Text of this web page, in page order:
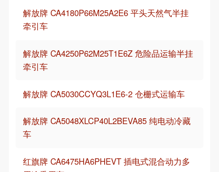
解放牌 CA4180P66M25A2E6 平头天然气半挂
牵引车
解放牌 CA4250P62M25T1E6Z 危险品运输半挂
牵引车
解放牌 CA5030CCYQ3L1E6-2 仓栅式运输车
解放牌 CA5048XLCP40L2BEVA85 纯电动冷藏
车
红旗牌 CA6475HA6PHEVT 插电式混合动力多